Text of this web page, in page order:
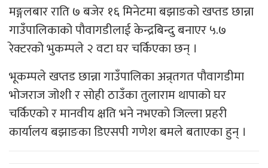
मङ्गलबार राति ७ बजेर १६ मिनेटमा बझाङको खप्तड छान्ना
गाउँपालिकाको पौवागडीलाई केन्द्रबिन्दु बनाएर ५.७
रेक्टरको भुकम्पले २ वटा घर चर्किएका छन् ।
भूकम्पले खप्तड छान्ना गाउँपालिका अन्र्तगत पौवागडीमा
भोजराज जोशी र सोही ठाउँका तुलाराम थापाको घर
चर्किएको र मानवीय क्षति भने नभएको जिल्ला प्रहरी
कार्यालय बझाङका डिएसपी गणेश बमले बताएका हुन् ।